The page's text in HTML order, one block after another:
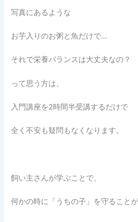
写真にあるような
お芋入りのお粥と魚だけで…
それで栄養バランスは大丈夫なの？
って思う方は、
入門講座を2時間半受講するだけで
全く不安も疑問もなくなります。
飼い主さんが学ぶことで、
何かの時に「うちの子」を守ることが